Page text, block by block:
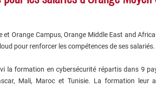
et Orange Campus, Orange Middle East and
pour renforcer les compétences de ses salariés.
la formation en cybersécurité répartis dans 9
Mali, Maroc et Tunisie. La formation leur